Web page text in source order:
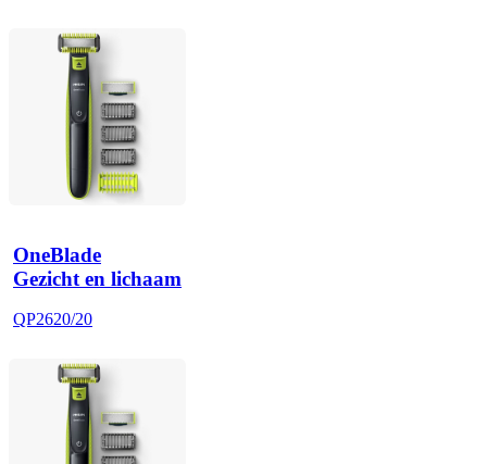
OneBlade
Gezicht en lichaam
QP2620/20